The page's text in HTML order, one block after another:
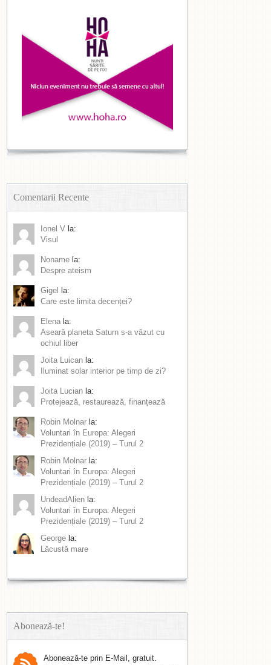
Comentarii Recente
Ionel V la:
Visul
Noname la:
Despre ateism
Gigel
la:
Care este limita decenței?
Elena la:
Aseară planeta Saturn s-a văzut cu
ochiul liber
Joita Luican la:
Iluminat solar interior pe timp de zi?
Joita Lucian la:
Protejează, restaurează, finanțează
Robin Molnar la:
Voluntari în Europa: Alegeri
Prezidențiale (2019) – Turul 2
Robin Molnar la:
Voluntari în Europa: Alegeri
Prezidențiale (2019) – Turul 2
UndeadAlien la:
Voluntari în Europa: Alegeri
Prezidențiale (2019) – Turul 2
George la:
Lăcustă mare
Abonează-te!
Abonează-te prin E-Mail, gratuit.